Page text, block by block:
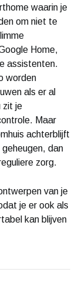
waarin je
om niet te
Home,
assistenten.
worden
als er al
zit je
Maar
achterblijft
dan
zorg.
van je
je er ook als
kan blijven